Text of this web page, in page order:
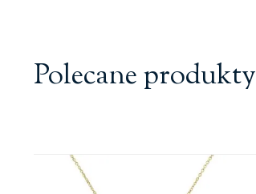
Polecane produkty